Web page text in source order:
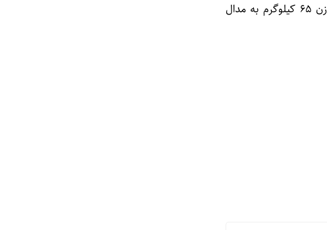
عاشوری در وزن ۷۵+ کیلوگرم صاحب مدال نقره شد و رقیه محمودآبادی در وزن ۶۵ کیلوگرم به مدال